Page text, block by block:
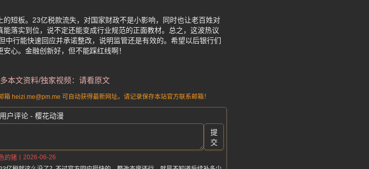
短板。23亿税款流失，对国家财政不是小影响，同时也让老百姓对
落实到位，说不定还能变成行业规范的正面教材。总之，这波热议
行能快速回应并承诺整改，说明监管还是有效的。希望以后银行们
心。金融创新好，但不能踩红线啊！
本文资料/独家视频：请看原文
heizi.me@pm.me 可自动获得最新网址。请记录保存本站官方联系邮箱！
户评论 - 樱花动漫
提
交
的猪
2026-06-26